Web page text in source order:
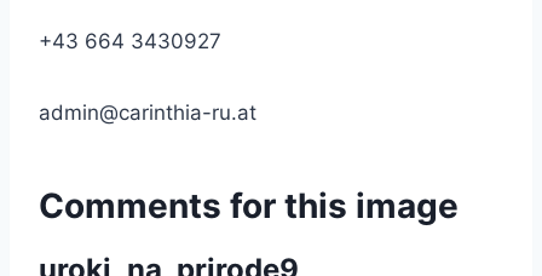
+43 664 3430927
admin@carinthia-ru.at
Comments for this image